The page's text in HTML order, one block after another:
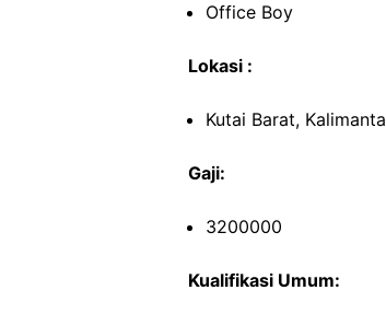
Office Boy
Lokasi :
Kutai Barat,
Gaji:
3200000
Kualifikasi Umum: